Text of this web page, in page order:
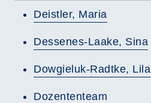
Deistler, Maria
Dessenes-Laake, Sina
Dowgieluk-Radtke, Lila
Dozententeam